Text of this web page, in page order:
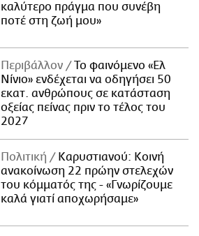
καλύτερο πράγμα που συνέβη
ποτέ στη ζωή μου»
Περιβάλλον
Το φαινόμενο «Ελ
Νίνιο» ενδέχεται να οδηγήσει 50
εκατ. ανθρώπους σε κατάσταση
οξείας πείνας πριν το τέλος του
2027
Πολιτική
Καρυστιανού: Κοινή
ανακοίνωση 22 πρώην στελεχών
του κόμματός της - «Γνωρίζουμε
καλά γιατί αποχωρήσαμε»